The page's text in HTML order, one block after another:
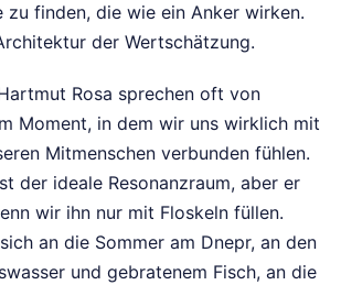
zu finden, die wie ein Anker wirken.
der Wertschätzung.
Rosa sprechen oft von
Moment, in dem wir uns wirklich mit
Mitmenschen verbunden fühlen.
der ideale Resonanzraum, aber er
wir ihn nur mit Floskeln füllen.
an die Sommer am Dnepr, an den
und gebratenem Fisch, an die